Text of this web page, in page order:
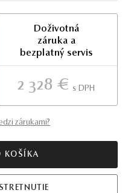
Doživotná
záruka a
bezplatný servis
2 328 € S DPH
zárukami?
KOŠÍKA